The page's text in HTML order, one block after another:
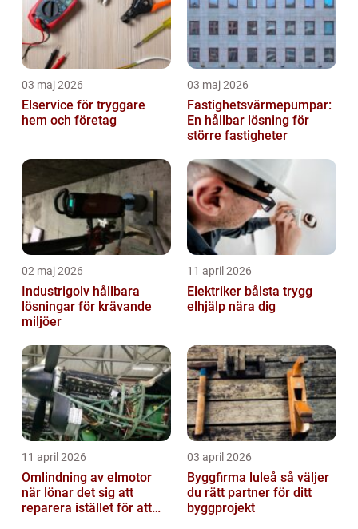
03 maj 2026
Elservice för tryggare
hem och företag
03 maj 2026
Fastighetsvärmepumpar:
En hållbar lösning för
större fastigheter
02 maj 2026
Industrigolv hållbara
lösningar för krävande
miljöer
11 april 2026
Elektriker bålsta trygg
elhjälp nära dig
11 april 2026
Omlindning av elmotor
när lönar det sig att
reparera istället för att
03 april 2026
Byggfirma luleå så väljer
du rätt partner för ditt
byggprojekt